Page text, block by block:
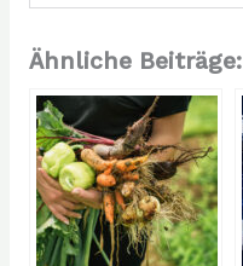
Ähnliche Beiträge: